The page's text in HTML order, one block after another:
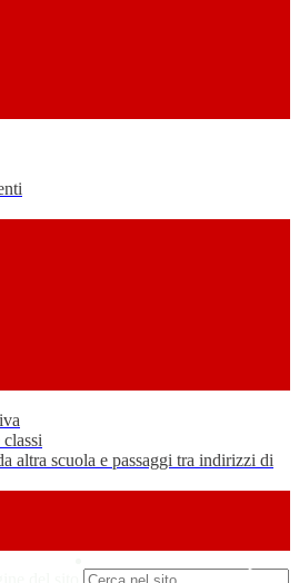
altra scuola e passaggi tra indirizzi di